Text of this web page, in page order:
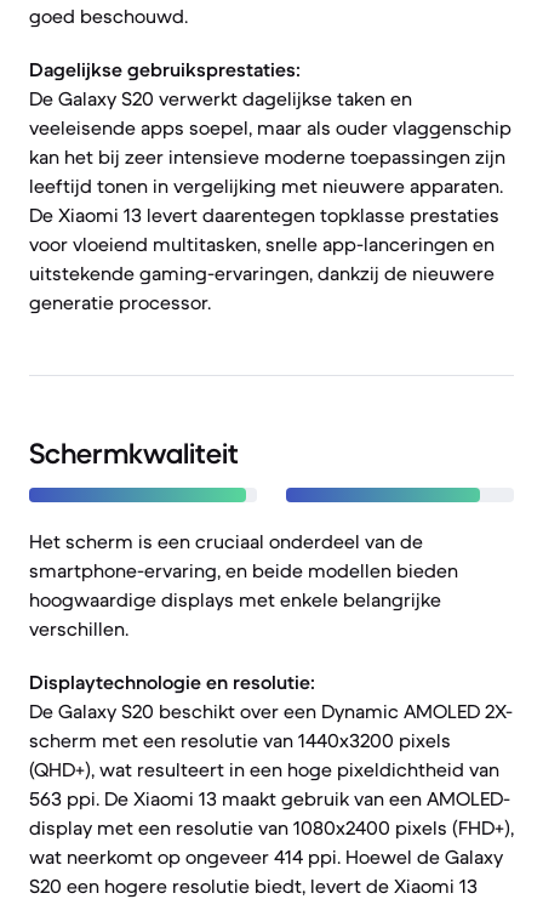
goed beschouwd.
Dagelijkse gebruiksprestaties:
De Galaxy S20 verwerkt dagelijkse taken en
veeleisende apps soepel, maar als ouder vlaggenschip
kan het bij zeer intensieve moderne toepassingen zijn
leeftijd tonen in vergelijking met nieuwere apparaten.
De Xiaomi 13 levert daarentegen topklasse prestaties
voor vloeiend multitasken, snelle app-lanceringen en
uitstekende gaming-ervaringen, dankzij de nieuwere
generatie processor.
Schermkwaliteit
Het scherm is een cruciaal onderdeel van de
smartphone-ervaring, en beide modellen bieden
hoogwaardige displays met enkele belangrijke
verschillen.
Displaytechnologie en resolutie:
De Galaxy S20 beschikt over een Dynamic AMOLED 2X-
scherm met een resolutie van 1440x3200 pixels
(QHD+), wat resulteert in een hoge pixeldichtheid van
563 ppi. De Xiaomi 13 maakt gebruik van een AMOLED-
display met een resolutie van 1080x2400 pixels (FHD+),
wat neerkomt op ongeveer 414 ppi. Hoewel de Galaxy
S20 een hogere resolutie biedt, levert de Xiaomi 13